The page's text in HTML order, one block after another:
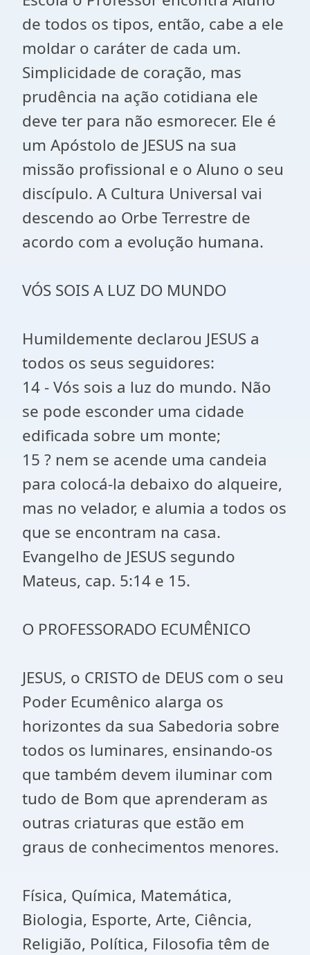
de todos os tipos, então, cabe a ele
moldar o caráter de cada um.
Simplicidade de coração, mas
prudência na ação cotidiana ele
deve ter para não esmorecer. Ele é
um Apóstolo de JESUS na sua
missão profissional e o Aluno o seu
discípulo. A Cultura Universal vai
descendo ao Orbe Terrestre de
acordo com a evolução humana.
VÓS SOIS A LUZ DO MUNDO
Humildemente declarou JESUS a
todos os seus seguidores:
14 - Vós sois a luz do mundo. Não
se pode esconder uma cidade
edificada sobre um monte;
15 ? nem se acende uma candeia
para colocá-la debaixo do alqueire,
mas no velador, e alumia a todos os
que se encontram na casa.
Evangelho de JESUS segundo
Mateus, cap. 5:14 e 15.
O PROFESSORADO ECUMÊNICO
JESUS, o CRISTO de DEUS com o seu
Poder Ecumênico alarga os
horizontes da sua Sabedoria sobre
todos os luminares, ensinando-os
que também devem iluminar com
tudo de Bom que aprenderam as
outras criaturas que estão em
graus de conhecimentos menores.
Física, Química, Matemática,
Biologia, Esporte, Arte, Ciência,
Religião, Política, Filosofia têm de